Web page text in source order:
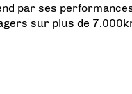
par ses
sur plus de